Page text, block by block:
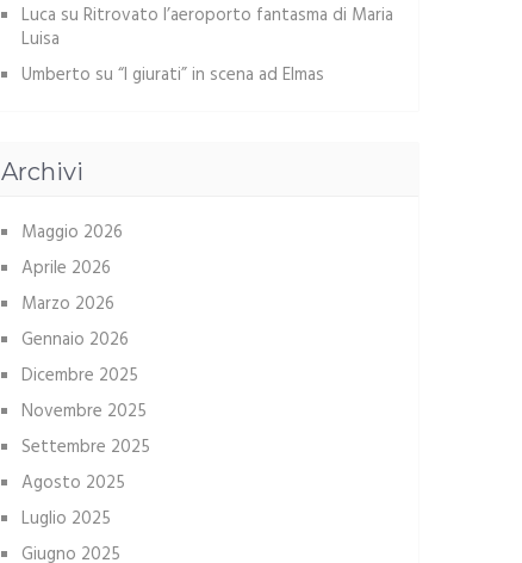
Luca su Ritrovato l’aeroporto fantasma di Maria
Luisa
Umberto su “I giurati” in scena ad Elmas
Archivi
Maggio 2026
Aprile 2026
Marzo 2026
Gennaio 2026
Dicembre 2025
Novembre 2025
Settembre 2025
Agosto 2025
Luglio 2025
Giugno 2025